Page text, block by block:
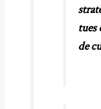
de